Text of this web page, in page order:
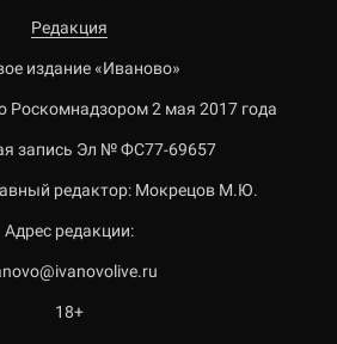
Редакция
издание «Иваново»
Роскомнадзором 2 мая 2017 года
запись Эл № ФС77-69657
редактор: Мокрецов М.Ю.
Адрес редакции:
18+